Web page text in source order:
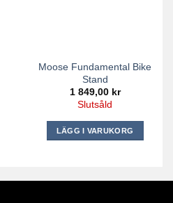
Moose Fundamental Bike
Stand
1 849,00 kr
Slutsåld
LÄGG I VARUKORG